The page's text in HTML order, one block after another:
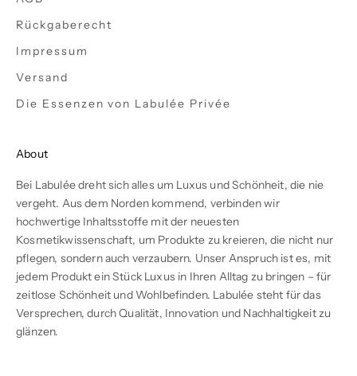
Rückgaberecht
Impressum
Versand
Die Essenzen von Labulée Privée
About
Bei Labulée dreht sich alles um Luxus und Schönheit, die nie
vergeht. Aus dem Norden kommend, verbinden wir
hochwertige Inhaltsstoffe mit der neuesten
Kosmetikwissenschaft, um Produkte zu kreieren, die nicht nur
pflegen, sondern auch verzaubern. Unser Anspruch ist es, mit
jedem Produkt ein Stück Luxus in Ihren Alltag zu bringen – für
zeitlose Schönheit und Wohlbefinden. Labulée steht für das
Versprechen, durch Qualität, Innovation und Nachhaltigkeit zu
glänzen.